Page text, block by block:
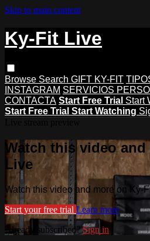
Skip to main content
Ky-Fit Live
Browse Search GIFT KY-FIT
INSTAGRAM SERVICIOS
CONTACTA Start Free Trial Start
Start Free Trial Start Watching
Watch this video
Live
Watch this video and more on Ky-
Start your free trial Learn more
Already subscribed?Sign in